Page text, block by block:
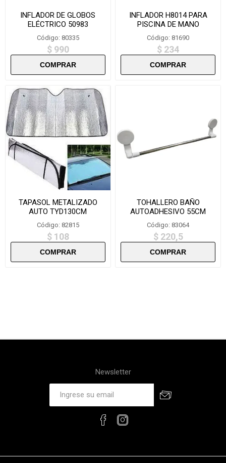
INFLADOR DE GLOBOS
ELÉCTRICO 50983
Código: 80335
$ 990
INFLADOR H8014 PARA
PISCINA DE MANO
Código: 81690
$ 234
TAPASOL METALIZADO
AUTO TYD130CM
Código: 82815
$ 108
TOHALLERO BAÑO
AUTOADHESIVO 55CM
H0101
Código: 83064
$ 220,5
Newsletter